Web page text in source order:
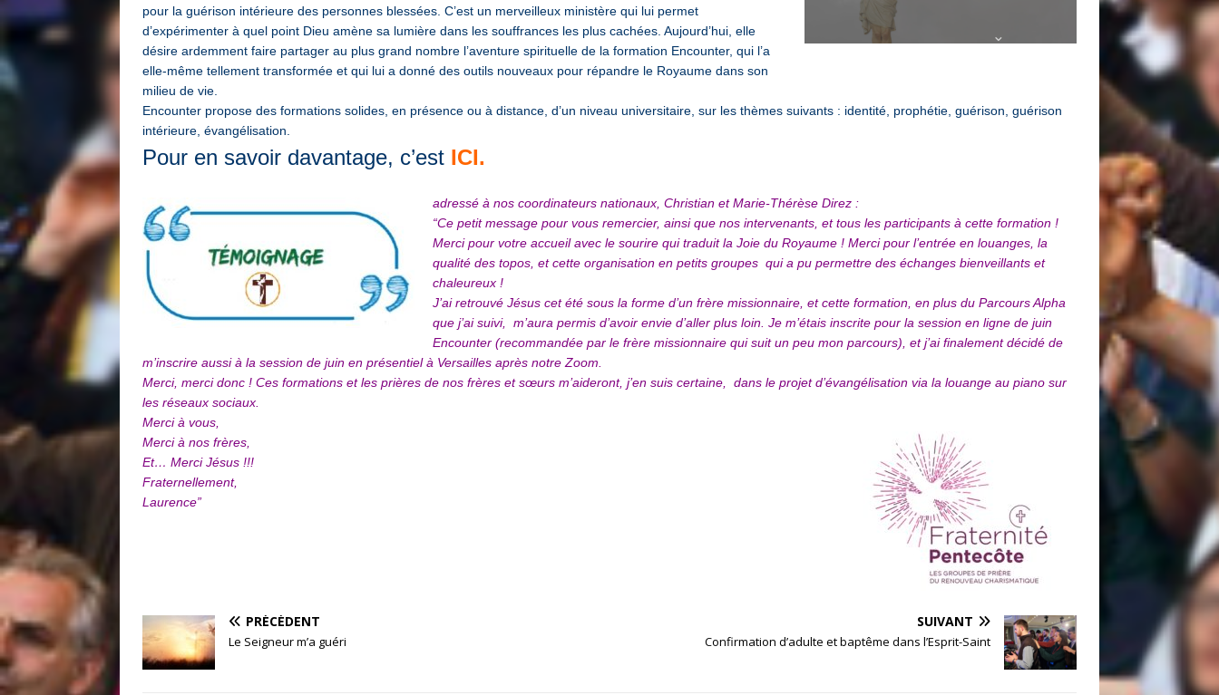
pour la guérison intérieure des personnes blessées. C’est un merveilleux ministère qui lui permet
d’expérimenter à quel point Dieu amène sa lumière dans les souffrances les plus cachées. Aujourd’hui, elle
désire ardemment faire partager au plus grand nombre l’aventure spirituelle de la formation Encounter, qui l’a
elle-même tellement transformée et qui lui a donné des outils nouveaux pour répandre le Royaume dans son
milieu de vie.
Encounter propose des formations solides, en présence ou à distance, d’un niveau universitaire, sur les thèmes suivants : identité, prophétie, guérison, guérison
intérieure, évangélisation.
Pour en savoir davantage, c’est ICI.
adressé à nos coordinateurs nationaux, Christian et Marie-Thérèse Direz :
“Ce petit message pour vous remercier, ainsi que nos intervenants, et tous les participants à cette formation !
Merci pour votre accueil avec le sourire qui traduit la Joie du Royaume ! Merci pour l’entrée en louanges, la
qualité des topos, et cette organisation en petits groupes qui a pu permettre des échanges bienveillants et
chaleureux !
J’ai retrouvé Jésus cet été sous la forme d’un frère missionnaire, et cette formation, en plus du Parcours Alpha
que j’ai suivi, m’aura permis d’avoir envie d’aller plus loin. Je m’étais inscrite pour la session en ligne de juin
Encounter (recommandée par le frère missionnaire qui suit un peu mon parcours), et j’ai finalement décidé de
m’inscrire aussi à la session de juin en présentiel à Versailles après notre Zoom.
Merci, merci donc ! Ces formations et les prières de nos frères et sœurs m’aideront, j’en suis certaine, dans le projet d’évangélisation via la louange au piano sur
les réseaux sociaux.
Merci à vous,
Merci à nos frères,
Et… Merci Jésus !!!
Fraternellement,
Laurence”
PRÉCÉDENT
Le Seigneur m’a guéri
SUIVANT
Confirmation d’adulte et baptême dans l’Esprit-Saint